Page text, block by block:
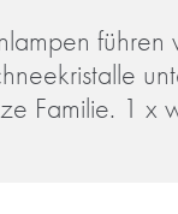
Familie. 1 x